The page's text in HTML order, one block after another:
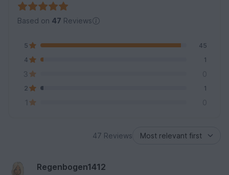
Based on 47 Reviews
5
45
4
1
3 0
2 1
1 0
47 Reviews
Regenbogen1412